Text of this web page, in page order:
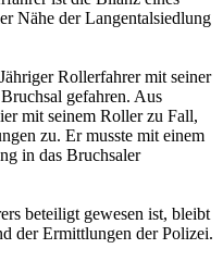
Nähe der Langentalsiedlung
Rollerfahrer mit seiner
gefahren. Aus
mit seinem Roller zu Fall,
zu. Er musste mit einem
in das Bruchsaler
beteiligt gewesen ist, bleibt
der Ermittlungen der Polizei.